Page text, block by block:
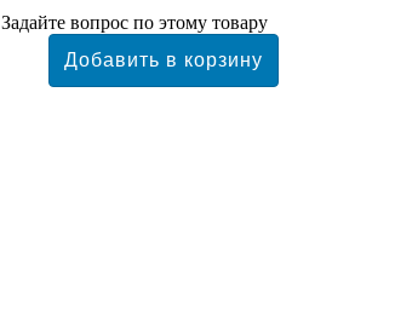
Задайте вопрос по этому товару